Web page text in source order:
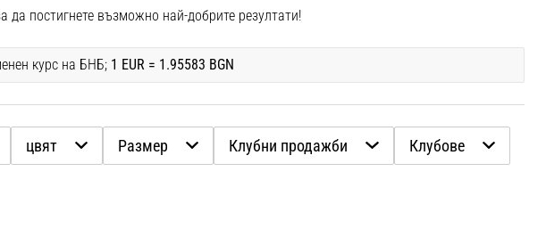
да постигнете възможно най-добрите резултати!
курс на БНБ; 1 EUR = 1.95583 BGN
цвят Размер Клубни продажби
Клубове